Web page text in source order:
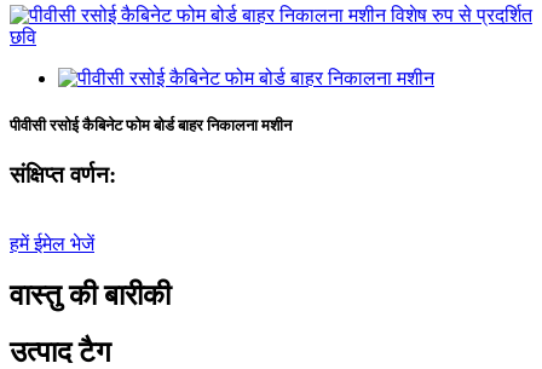
पीवीसी रसोई कैबिनेट फोम बोर्ड बाहर निकालना मशीन
संक्षिप्त वर्णन:
हमें ईमेल भेजें
वास्तु की बारीकी
उत्पाद टैग